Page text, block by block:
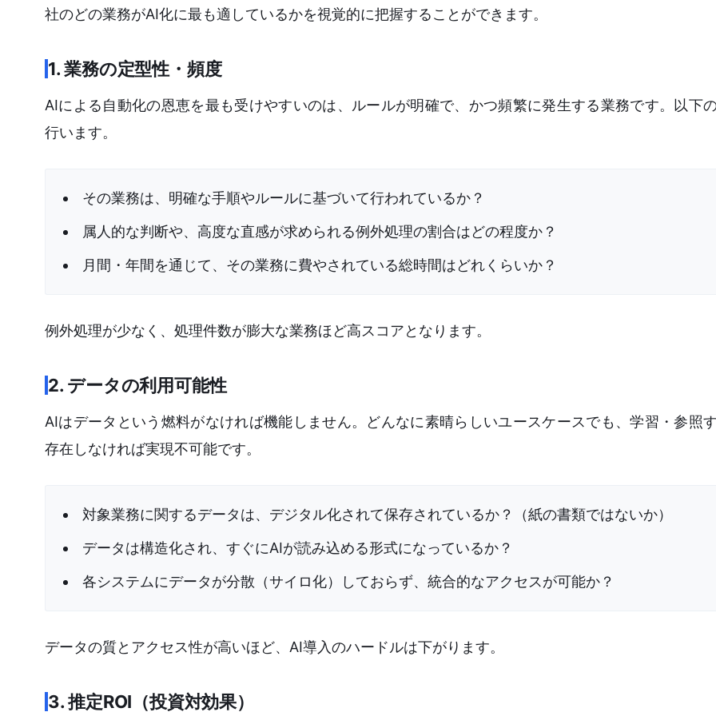
社のどの業務がAI化に最も適しているかを視覚的に把握することができます。
1. 業務の定型性・頻度
AIによる自動化の恩恵を最も受けやすいのは、ルールが明確で、かつ頻繁に発生する業務です。以下
行います。
その業務は、明確な手順やルールに基づいて行われているか？
属人的な判断や、高度な直感が求められる例外処理の割合はどの程度か？
月間・年間を通じて、その業務に費やされている総時間はどれくらいか？
例外処理が少なく、処理件数が膨大な業務ほど高スコアとなります。
2. データの利用可能性
AIはデータという燃料がなければ機能しません。どんなに素晴らしいユースケースでも、学習・参照
存在しなければ実現不可能です。
対象業務に関するデータは、デジタル化されて保存されているか？（紙の書類ではないか）
データは構造化され、すぐにAIが読み込める形式になっているか？
各システムにデータが分散（サイロ化）しておらず、統合的なアクセスが可能か？
データの質とアクセス性が高いほど、AI導入のハードルは下がります。
3. 推定ROI（投資対効果）